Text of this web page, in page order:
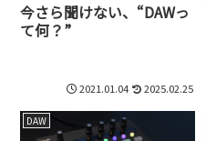
今さら聞けない、“DAWっ
て何？”
2021.01.04 2025.02.25
DAW